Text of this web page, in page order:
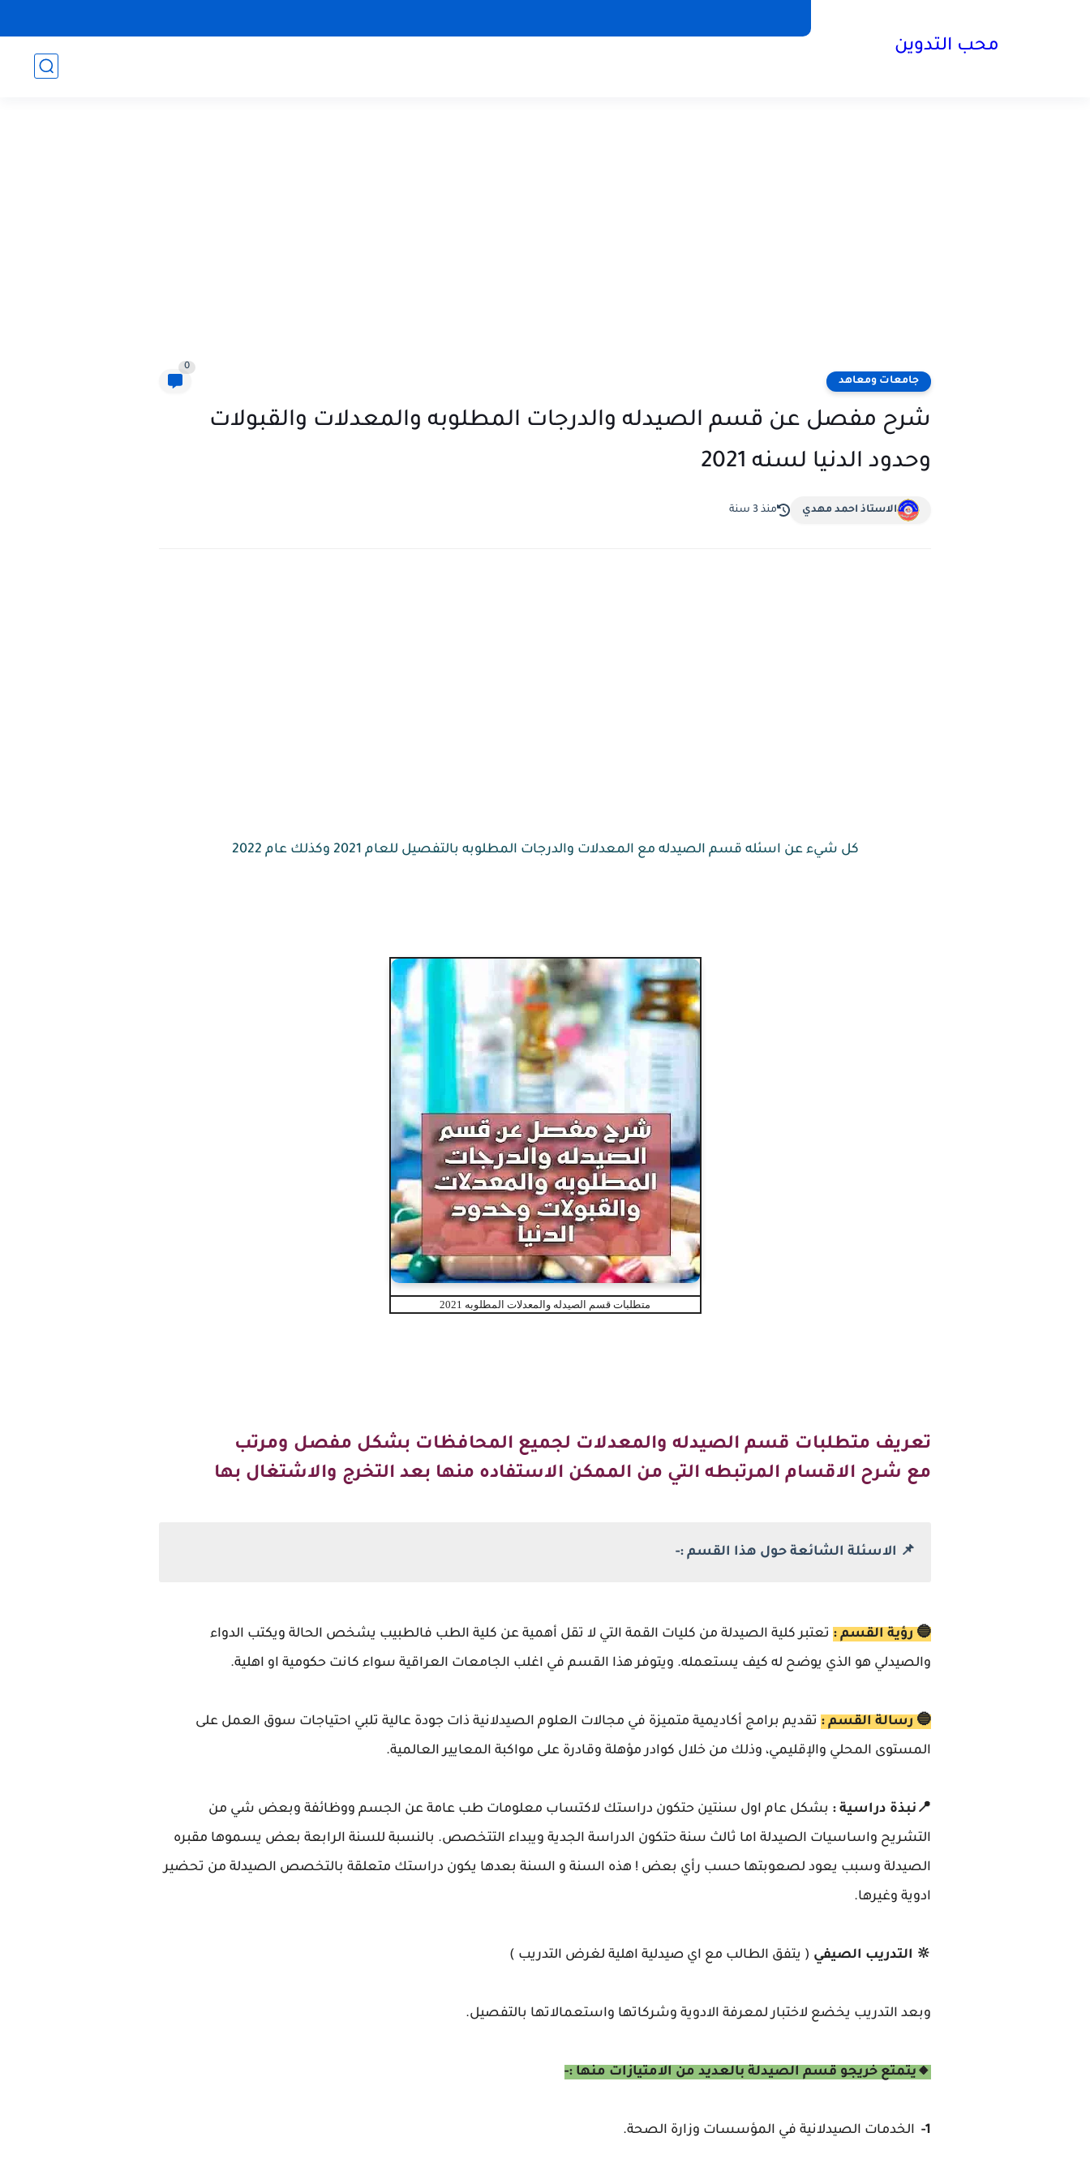
محب التدوين
جامعات ومعاهد
0
شرح مفصل عن قسم الصيدله والدرجات المطلوبه والمعدلات والقبولات
وحدود الدنيا لسنه 2021
الاستاذ احمد مهدي منذ 3 سنة
كل شيء عن اسئله قسم الصيدله مع المعدلات والدرجات المطلوبه بالتفصيل للعام 2021 وكذلك عام 2022
متطلبات قسم الصيدله والمعدلات المطلوبه 2021
تعريف متطلبات قسم الصيدله والمعدلات لجميع المحافظات بشكل مفصل ومرتب
مع شرح الاقسام المرتبطه التي من الممكن الاستفاده منها بعد التخرج والاشتغال بها
📌 الاسئلة الشائعة حول هذا القسم :-
🔵 رؤية القسم : تعتبر كلية الصيدلة من كليات القمة التي لا تقل أهمية عن كلية الطب فالطبيب يشخص الحالة ويكتب الدواء
والصيدلي هو الذي يوضح له كيف يستعمله. ويتوفر هذا القسم في اغلب الجامعات العراقية سواء كانت حكومية او اهلية.
🔵 رسالة القسم : تقديم برامج أكاديمية متميزة في مجالات العلوم الصيدلانية ذات جودة عالية تلبي احتياجات سوق العمل على
المستوى المحلي والإقليمي، وذلك من خلال كوادر مؤهلة وقادرة على مواكبة المعايير العالمية.
📍نبذة دراسية : بشكل عام اول سنتين حتكون دراستك لاكتساب معلومات طب عامة عن الجسم ووظائفة وبعض شي من
التشريح واساسيات الصيدلة اما ثالث سنة حتكون الدراسة الجدية ويبداء التتخصص. بالنسبة للسنة الرابعة بعض يسموها مقبره
الصيدلة وسبب يعود لصعوبتها حسب رأي بعض ! هذه السنة و السنة بعدها يكون دراستك متعلقة بالتخصص الصيدلة من تحضير
ادوية وغيرها.
🔆 التدريب الصيفي ( يتفق الطالب مع اي صيدلية اهلية لغرض التدريب )
وبعد التدريب يخضع لاختبار لمعرفة الادوية وشركاتها واستعمالاتها بالتفصيل.
🔸يتمتع خريجو قسم الصيدلة بالعديد من الامتيازات منها :-
1- الخدمات الصيدلانية في المؤسسات وزارة الصحة.